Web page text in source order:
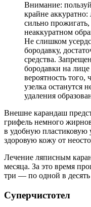
Внимание:
крайне
сильно
неаккуратном
Не слишком
бородавку,
средства.
бородавки на
вероятность того,
узелка останутся
удаления
Внешне карандаш
грифель немного
в удобную пластиковую
здоровую кожу от
Лечение ляписным
месяца. За это время
три — по одной в
Суперчистотел